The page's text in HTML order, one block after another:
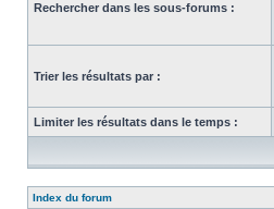
Rechercher dans les sous-forums :
Trier les résultats par :
Limiter les résultats dans le temps :
Index du forum